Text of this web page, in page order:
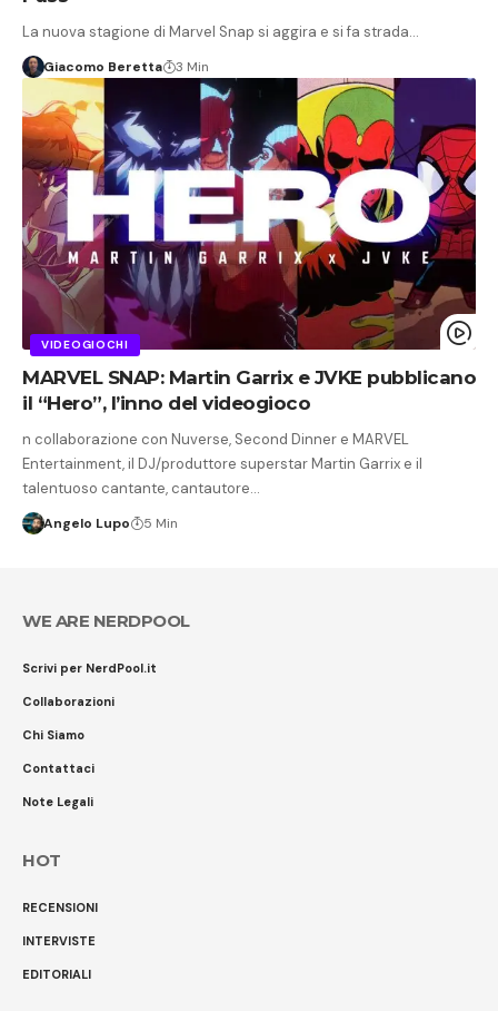
La nuova stagione di Marvel Snap si aggira e si fa strada…
Giacomo Beretta 3 Min
VIDEOGIOCHI
MARVEL SNAP: Martin Garrix e JVKE pubblicano
il “Hero”, l’inno del videogioco
n collaborazione con Nuverse, Second Dinner e MARVEL
Entertainment, il DJ/produttore superstar Martin Garrix e il
talentuoso cantante, cantautore…
Angelo Lupo 5 Min
WE ARE NERDPOOL
Scrivi per NerdPool.it
Collaborazioni
Chi Siamo
Contattaci
Note Legali
HOT
RECENSIONI
INTERVISTE
EDITORIALI